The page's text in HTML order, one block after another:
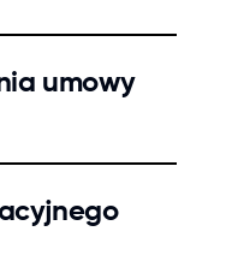
umowy